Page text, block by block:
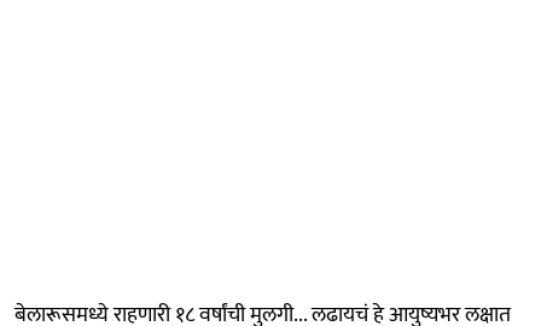
बेलारूसमध्ये राहणारी १८ वर्षांची मुलगी... लढायचं हे आयुष्यभर लक्षात